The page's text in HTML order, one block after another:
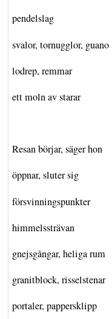
pendelslag
svalor, tornugglor, guano
lodrep, remmar
ett moln av starar
Resan börjar, säger hon
öppnar, sluter sig
försvinningspunkter
himmelssträvan
gnejsgångar, heliga rum
granitblock, risselstenar
portaler, pappersklipp